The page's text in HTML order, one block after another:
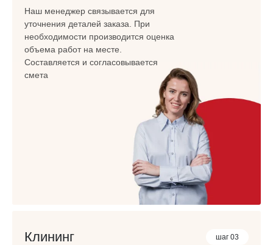
Наш менеджер связывается для
уточнения деталей заказа. При
необходимости производится оценка
объема работ на месте.
Составляется и согласовывается
смета
шаг 03
Клининг